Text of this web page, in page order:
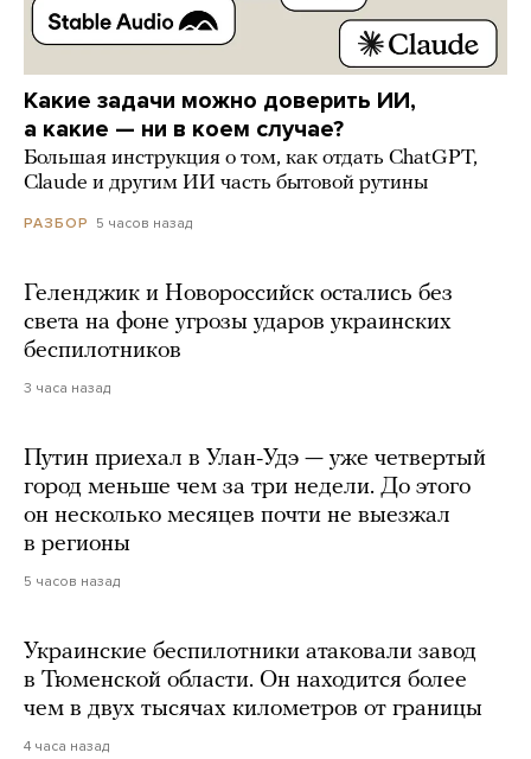
Какие задачи можно доверить ИИ,
а какие — ни в коем случае?
Большая инструкция о том, как отдать ChatGPT,
Claude и другим ИИ часть бытовой рутины
РАЗБОР 5 часов назад
Геленджик и Новороссийск остались без
света на фоне угрозы ударов украинских
беспилотников
3 часа назад
Путин приехал в Улан-Удэ — уже четвертый
город меньше чем за три недели. До этого
он несколько месяцев почти не выезжал
в регионы
5 часов назад
Украинские беспилотники атаковали завод
в Тюменской области. Он находится более
чем в двух тысячах километров от границы
4 часа назад